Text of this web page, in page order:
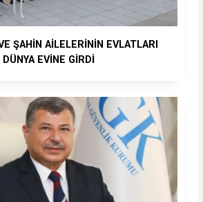
ŞAHİN AİLELERİNİN EVLATLARI
DÜNYA EVİNE GİRDİ